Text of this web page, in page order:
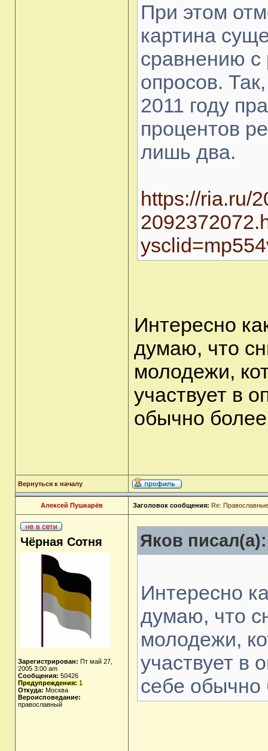
При этом
картина
сравнению с
опросов.
2011 году
процентов
лишь два.
https://ria.ru/
Интересно
думаю, что
молодежи,
участвует в
обычно
Вернуться к началу
Алексей Пушкарёв Заголовок сообщения: Re:
Чёрная Сотня
Зарегистрирован: Пт май 27,
2005 3:00 am
Сообщения: 50426
Предупреждения: 1
Откуда: Москва
Вероисповедание:
православный
Яков писал(а):
Интересно
думаю, что
молодежи,
участвует в
себе обычно